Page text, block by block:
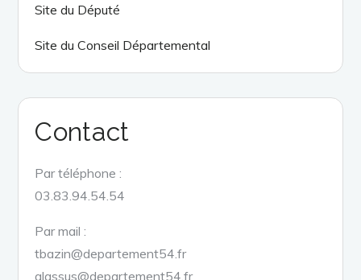
Site du Député
Site du Conseil Départemental
Contact
Par téléphone :
03.83.94.54.54
Par mail :
tbazin@departement54.fr
alassus@departement54.fr